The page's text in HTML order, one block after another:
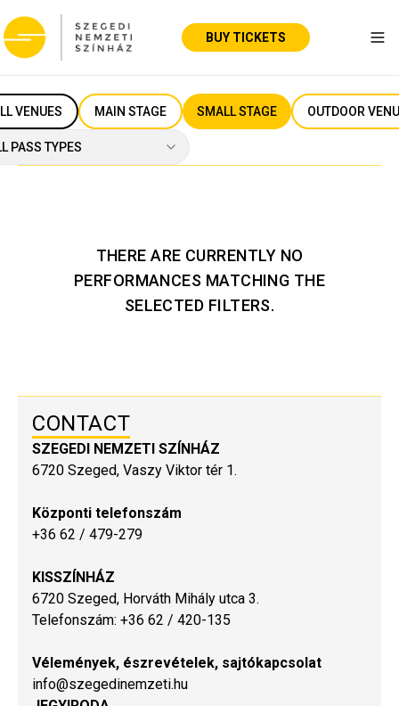
BUY TICKETS
VENUES MAIN STAGE SMALL STAGE OUTDOOR
PASS TYPES
THERE ARE CURRENTLY NO
PERFORMANCES MATCHING THE
SELECTED FILTERS.
CONTACT
SZEGEDI NEMZETI SZÍNHÁZ
6720 Szeged, Vaszy Viktor tér 1.
Központi telefonszám
+36 62 / 479-279
KISSZÍNHÁZ
6720 Szeged, Horváth Mihály utca 3.
Telefonszám: +36 62 / 420-135
Vélemények, észrevételek, sajtókapcsolat
info@szegedinemzeti.hu